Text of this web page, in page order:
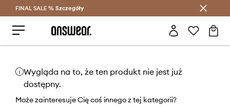
Oszczędzaj z Answear Club >
FINAL SALE % Szczegóły
Wygląda na to, że ten produkt nie jest już
dostępny.
Może zainteresuje Cię coś innego z tej kategorii?